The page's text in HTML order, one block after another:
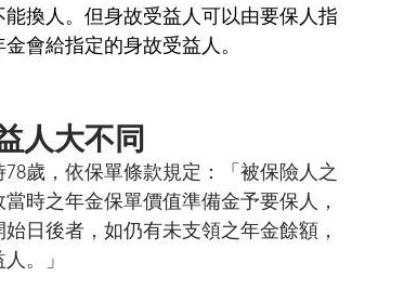
換人。但身故受益人可以由要保人指
會給指定的身故受益人。
人大不同
歲，依保單條款規定：「被保險人之
時之年金保單價值準備金予要保人，
日後者，如仍有未支領之年金餘額，
。」